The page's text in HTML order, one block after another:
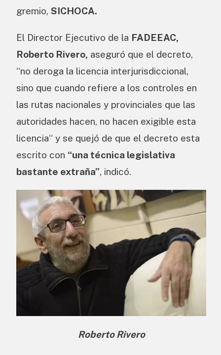
gremio, SICHOCA.
El Director Ejecutivo de la FADEEAC,
Roberto Rivero, aseguró que el decreto,
“no deroga la licencia interjurisdiccional,
sino que cuando refiere a los controles en
las rutas nacionales y provinciales que las
autoridades hacen, no hacen exigible esta
licencia“ y se quejó de que el decreto esta
escrito con “una técnica legislativa
bastante extraña”, indicó.
Roberto Rivero